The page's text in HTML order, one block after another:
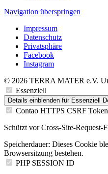
Navigation überspringen
Impressum
Datenschutz
Privatsphäre
Facebook
Instagram
© 2026 TERRA MATER e.V.
Essenziell
Details einblenden für Essenziell
Contao HTTPS CSRF Token
Schützt vor Cross-Site-Request-
Speicherdauer: Dieses Cookie
Browsersitzung bestehen.
PHP SESSION ID